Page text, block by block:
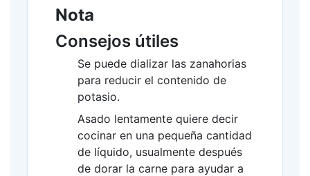
Nota
Consejos útiles
Se puede dializar las zanahorias
para reducir el contenido de
potasio.
Asado lentamente quiere decir
cocinar en una pequeña cantidad
de líquido, usualmente después
de dorar la carne para ayudar a